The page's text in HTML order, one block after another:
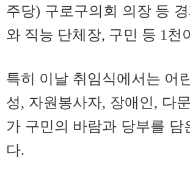
주당) 구로구의회 의장 등
와 직능 단체장, 구민 등 1천
특히 이날 취임식에서는 어
성, 자원봉사자, 장애인, 다
가 구민의 바람과 당부를 담
다.